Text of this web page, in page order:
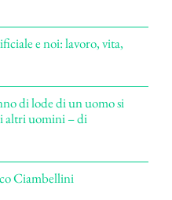
e noi: lavoro, vita,
di lode di un uomo si
altri uomini – di
Ciambellini